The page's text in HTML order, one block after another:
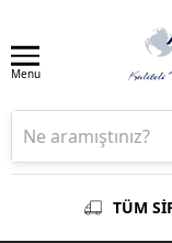
Menu
TÜM